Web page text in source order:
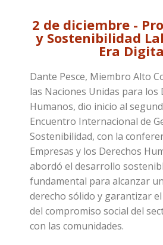
2 de diciembre -
y Sostenibilidad
Era
Dante Pesce, Miembro Alto
las Naciones Unidas para los
Humanos, dio inicio al
Encuentro Internacional de
Sostenibilidad, con la
Empresas y los Derechos
abordó el desarrollo
fundamental para alcanzar
derecho sólido y garantizar
del compromiso social del
con las comunidades.